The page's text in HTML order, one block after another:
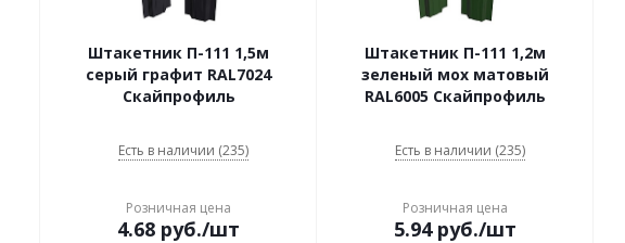
Штакетник П-111 1,5м
серый графит RAL7024
Скайпрофиль
Есть в наличии (235)
Розничная цена
4.68 руб./шт
Штакетник П-111 1,2м
зеленый мох матовый
RAL6005 Скайпрофиль
Есть в наличии (235)
Розничная цена
5.94руб./шт